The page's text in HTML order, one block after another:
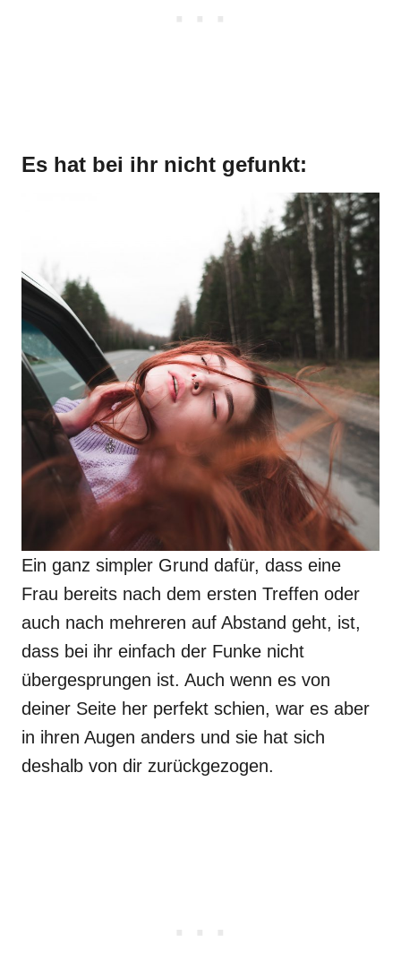
Es hat bei ihr nicht gefunkt:
Ein ganz simpler Grund dafür, dass eine
Frau bereits nach dem ersten Treffen oder
auch nach mehreren auf Abstand geht, ist,
dass bei ihr einfach der Funke nicht
übergesprungen ist. Auch wenn es von
deiner Seite her perfekt schien, war es aber
in ihren Augen anders und sie hat sich
deshalb von dir zurückgezogen.